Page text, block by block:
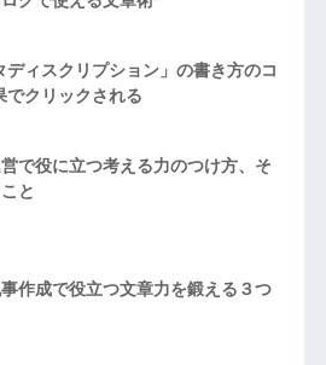
ディスクリプション」の書き方のコ
でクリックされる
で役に立つ考える力のつけ方、そ
と
作成で役立つ文章力を鍛える３つ